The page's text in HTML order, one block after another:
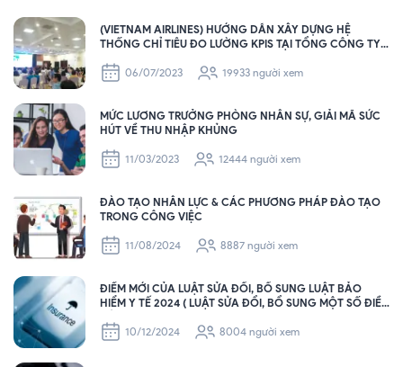
(VIETNAM AIRLINES) HƯỚNG DẪN XÂY DỰNG HỆ
THỐNG CHỈ TIÊU ĐO LƯỜNG KPIS TẠI TỔNG CÔNG TY
06/07/2023
19933 người xem
MỨC LƯƠNG TRƯỞNG PHÒNG NHÂN SỰ, GIẢI MÃ SỨC
HÚT VỀ THU NHẬP KHỦNG
11/03/2023 12444 người xem
ĐÀO TẠO NHÂN LỰC & CÁC PHƯƠNG PHÁP ĐÀO TẠO
TRONG CÔNG VIỆC
11/08/2024 8887 người xem
ĐIỂM MỚI CỦA LUẬT SỬA ĐỔI, BỔ SUNG LUẬT BẢO
HIỂM Y TẾ 2024 ( LUẬT SỬA ĐỔI, BỔ SUNG MỘT SỐ ĐIỀU
01/7/2025 ).
10/12/2024 8004 người xem